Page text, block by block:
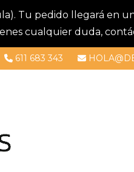
Tu pedido llegará en
cualquier duda,
611 683 343